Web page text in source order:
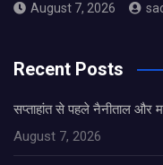
August 7, 2026
Recent Posts
सप्ताहांत से पहले नैनीताल और
August 7, 2026